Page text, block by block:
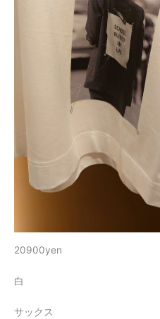
20900yen
白
サックス